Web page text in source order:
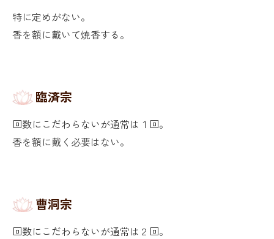
特に定めがない。
香を額に戴いて焼香する。
臨済宗
回数にこだわらないが通常は１回。
香を額に戴く必要はない。
曹洞宗
回数にこだわらないが通常は２回。